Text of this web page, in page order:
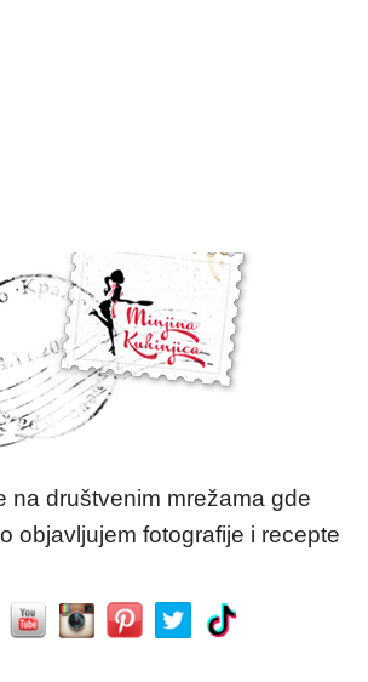
na društvenim mrežama gde
objavljujem fotografije i recepte